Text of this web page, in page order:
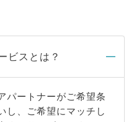
ビスとは？
パートナーがご希望条
し、ご希望にマッチし